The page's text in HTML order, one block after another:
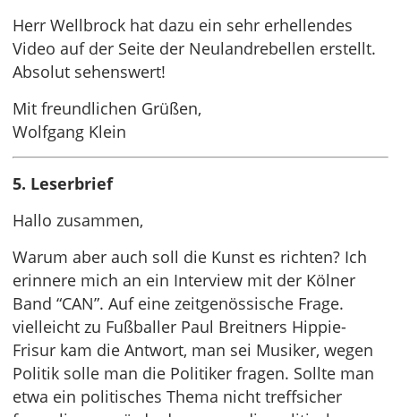
Herr Wellbrock hat dazu ein sehr erhellendes
Video auf der Seite der Neulandrebellen erstellt.
Absolut sehenswert!
Mit freundlichen Grüßen,
Wolfgang Klein
5. Leserbrief
Hallo zusammen,
Warum aber auch soll die Kunst es richten? Ich
erinnere mich an ein Interview mit der Kölner
Band “CAN”. Auf eine zeitgenössische Frage.
vielleicht zu Fußballer Paul Breitners Hippie-
Frisur kam die Antwort, man sei Musiker, wegen
Politik solle man die Politiker fragen. Sollte man
etwa ein politisches Thema nicht treffsicher